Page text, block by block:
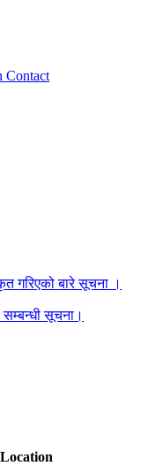
Contact
गरिएको बारे सूचना ।
सूचना।
Location